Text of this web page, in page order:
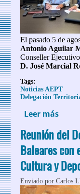
El pasado 5 de
Antonio Aguilar
Conseller
D. José Marcial
Tags:
Noticias AEPT
Delegación
Leer más
Reunión del
Baleares con
Cultura y
Enviado porCarlos